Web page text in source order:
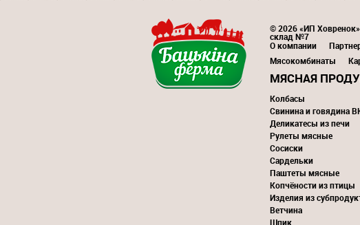
© 2026 «ИП
склад №7
О компании
Мясокомбинаты
МЯСНАЯ
Колбасы
Свинина и говядина
Деликатесы из печи
Рулеты мясные
Сосиски
Сардельки
Паштеты мясные
Копчёности из птицы
Изделия из
Ветчина
Шпик